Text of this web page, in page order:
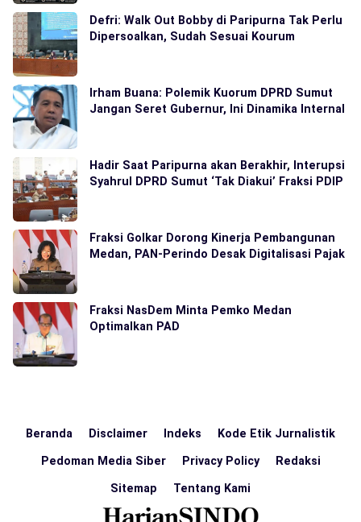
Defri: Walk Out Bobby di Paripurna Tak Perlu
Dipersoalkan, Sudah Sesuai Kourum
Irham Buana: Polemik Kuorum DPRD Sumut
Jangan Seret Gubernur, Ini Dinamika Internal
Hadir Saat Paripurna akan Berakhir, Interupsi
Syahrul DPRD Sumut ‘Tak Diakui’ Fraksi PDIP
Fraksi Golkar Dorong Kinerja Pembangunan
Medan, PAN-Perindo Desak Digitalisasi Pajak
Fraksi NasDem Minta Pemko Medan
Optimalkan PAD
Beranda Disclaimer Indeks Kode Etik Jurnalistik
Pedoman Media Siber Privacy Policy Redaksi
Sitemap Tentang Kami